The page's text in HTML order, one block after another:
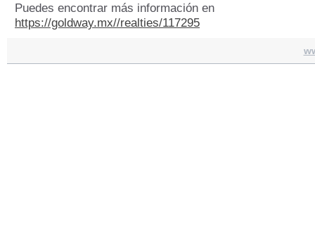
Puedes encontrar más información en
https://goldway.mx//realties/117295